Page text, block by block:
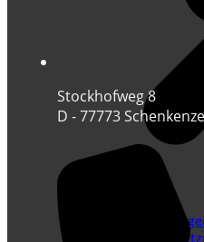
Marketing
Stockhofweg 8
D - 77773